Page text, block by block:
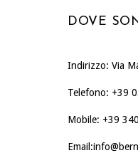
DOVE
Indirizzo: Via
Telefono: +39
Mobile: +39